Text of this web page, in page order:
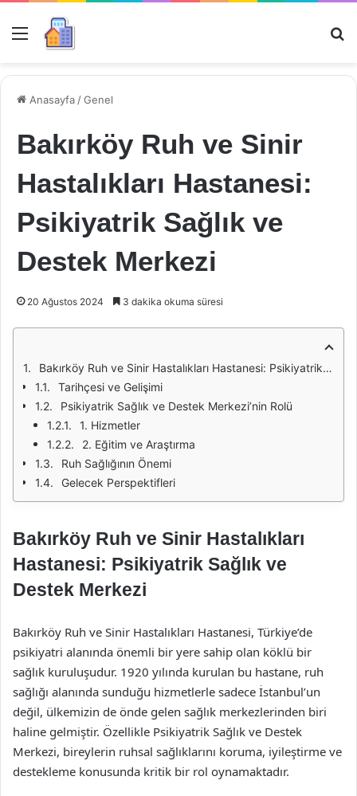
Menü
Anasayfa /Genel
Bakırköy Ruh ve Sinir
Hastalıkları Hastanesi:
Psikiyatrik Sağlık ve
Destek Merkezi
20 Ağustos 2024 3 dakika okuma süresi
Bakırköy Ruh ve Sinir Hastalıkları Hastanesi: Psikiyatrik Sağlık ve Destek Merkezi
Tarihçesi ve Gelişimi
Psikiyatrik Sağlık ve Destek Merkezi’nin Rolü
1. Hizmetler
2. Eğitim ve Araştırma
Ruh Sağlığının Önemi
Gelecek Perspektifleri
Bakırköy Ruh ve Sinir Hastalıkları
Hastanesi: Psikiyatrik Sağlık ve
Destek Merkezi
Bakırköy Ruh ve Sinir Hastalıkları Hastanesi, Türkiye’de
psikiyatri alanında önemli bir yere sahip olan köklü bir
sağlık kuruluşudur. 1920 yılında kurulan bu hastane, ruh
sağlığı alanında sunduğu hizmetlerle sadece İstanbul’un
değil, ülkemizin de önde gelen sağlık merkezlerinden biri
haline gelmiştir. Özellikle Psikiyatrik Sağlık ve Destek
Merkezi, bireylerin ruhsal sağlıklarını koruma, iyileştirme ve
destekleme konusunda kritik bir rol oynamaktadır.